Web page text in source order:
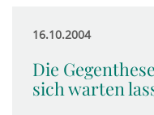
16.10.2004
Die
sich warten